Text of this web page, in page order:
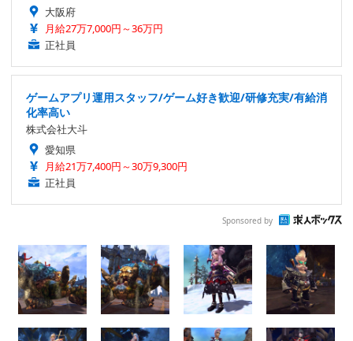
大阪府
月給27万7,000円～36万円
正社員
ゲームアプリ運用スタッフ/ゲーム好き歓迎/研修充実/有給消
化率高い
株式会社大斗
愛知県
月給21万7,400円～30万9,300円
正社員
Sponsored by